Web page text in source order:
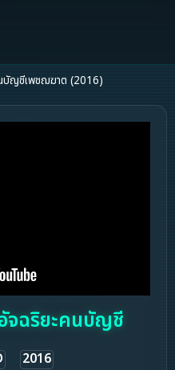
ญชีเพชฌฆาต (2016)
ฉริยะคนบัญชี
2016